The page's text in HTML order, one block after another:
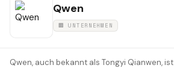
Qwen
🏢 UNTERNEHMEN
Qwen, auch bekannt als Tongyi Qianwen, ist